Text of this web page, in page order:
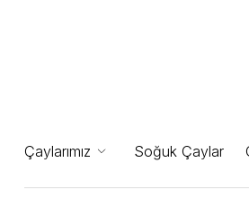
Çaylarımız Soğuk Çaylar